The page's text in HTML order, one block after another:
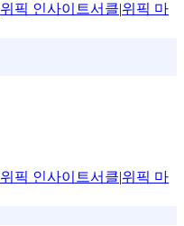
위픽 인사이트서클|위픽 마
위픽 인사이트서클|위픽 마